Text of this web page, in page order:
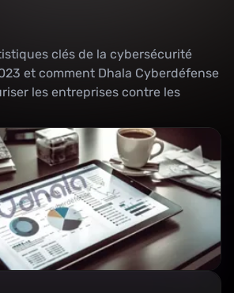
clés de la cybersécurité
et comment Dhala Cyberdéfense
les entreprises contre les